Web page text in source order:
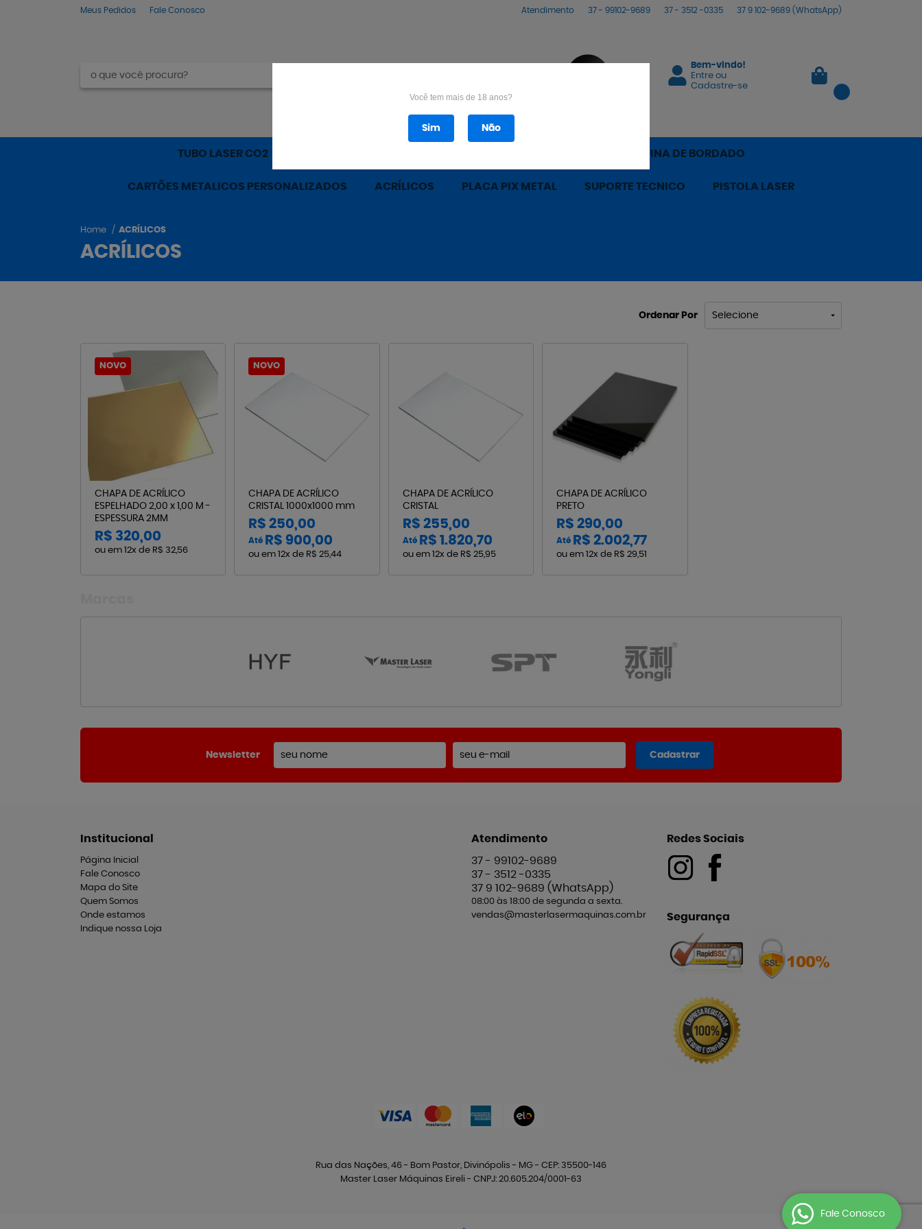
Meus Pedidos Fale Conosco Atendimento 37 - 99102-9689 37 - 3512 -0335 37 9 102-9689 (WhatsApp)
Bem-vindo!
Entreou
Cadastre-se
0
TUBO LASER CO2 PEÇAS MÁQUINA DE BORDADO
CARTÕES METALICOS PERSONALIZADOS ACRÍLICOS PLACA PIX METAL SUPORTE TECNICO PISTOLA LASER
Home ACRÍLICOS
ACRÍLICOS
Ordenar Por Selecione
NOVO
CHAPA DE ACRÍLICO
ESPELHADO 2,00 x 1,00 M -
ESPESSURA 2MM
R$ 320,00
ou em 12x de R$ 32,56
NOVO
CHAPA DE ACRÍLICO
CRISTAL 1000x1000 mm
R$ 250,00
Até R$ 900,00
ou em 12x de R$ 25,44
CHAPA DE ACRÍLICO
CRISTAL
R$ 255,00
Até R$ 1.820,70
ou em 12x de R$ 25,95
CHAPA DE ACRÍLICO
PRETO
R$ 290,00
Até R$ 2.002,77
ou em 12x de R$ 29,51
Newsletter Cadastrar
Institucional
Página Inicial
Fale Conosco
Mapa do Site
Quem Somos
Onde estamos
Indique nossa Loja
Atendimento
37 - 99102-9689
37 - 3512 -0335
37 9 102-9689 (WhatsApp)
08:00 às 18:00 de segunda a sexta.
vendas@masterlasermaquinas.com.br
Redes Sociais
Segurança
Rua das Nações, 46 - Bom Pastor, Divinópolis - MG - CEP: 35500-146
Master Laser Máquinas Eireli - CNPJ: 20.605.204/0001-63
Você tem mais de 18 anos?
Sim Não
Fale Conosco